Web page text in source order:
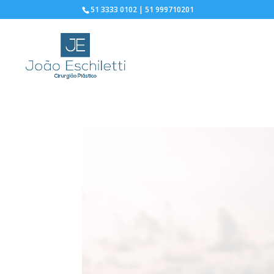
51 3333 0102 | 51 999710201